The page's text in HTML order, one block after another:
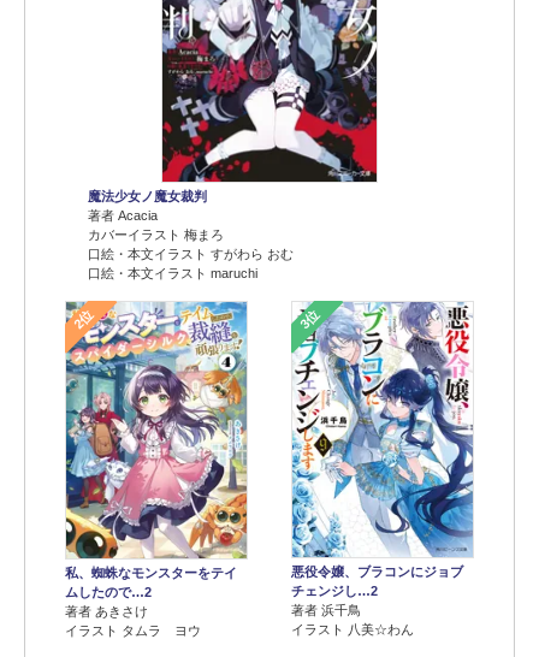
魔法少女ノ魔女裁判
著者 Acacia
カバーイラスト 梅まろ
口絵・本文イラスト すがわら おむ
口絵・本文イラスト maruchi
2位
私、蜘蛛なモンスターをテイ
ムしたので…2
著者 あきさけ
イラスト タムラ ヨウ
3位
悪役令嬢、ブラコンにジョブ
チェンジし…2
著者 浜千鳥
イラスト 八美☆わん